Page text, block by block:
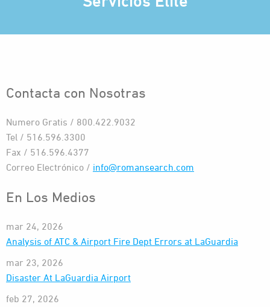
Contacta con Nosotras
Numero Gratis / 800.422.9032
Tel / 516.596.3300
Fax / 516.596.4377
Correo Electrónico / info@romansearch.com
En Los Medios
mar 24, 2026
Analysis of ATC & Airport Fire Dept Errors at LaGuardia
mar 23, 2026
Disaster At LaGuardia Airport
feb 27, 2026